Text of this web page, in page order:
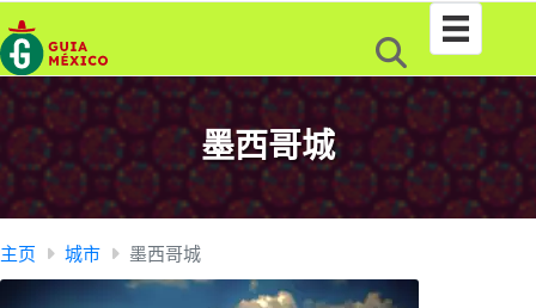
墨西哥城
主页 城市 墨西哥城